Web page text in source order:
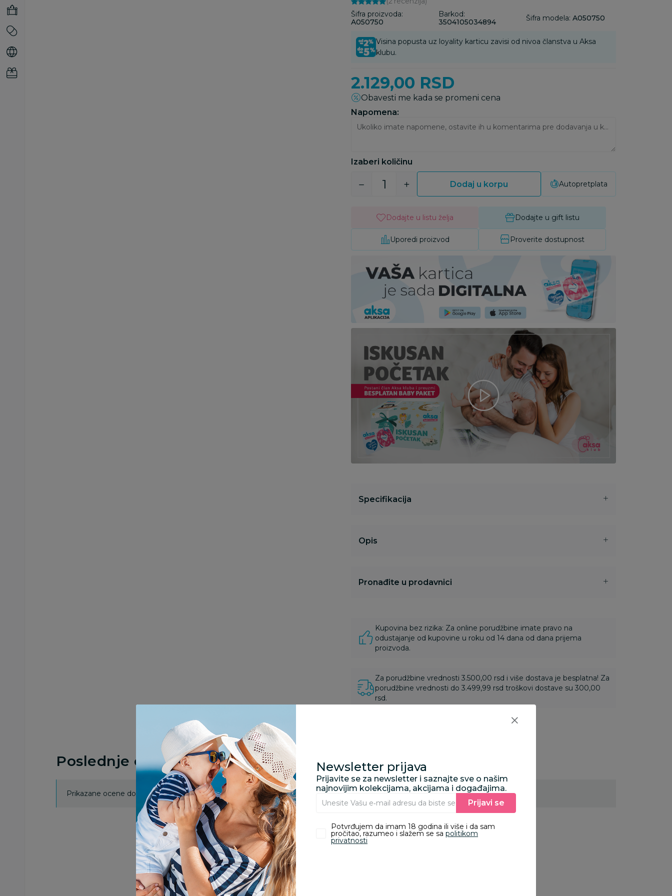
Šifra proizvoda:
A050750
Barkod:
3504105034894
Šifra modela: A050750
Visina popusta uz loyality karticu zavisi od nivoa članstva u Aksa
klubu.
2.129,00 RSD
Obavesti me kada se promeni cena
Napomena:
Ukoliko imate napomene, ostavite ih u komentarima pre dodavanja u korpu:
Izaberi količinu
Dodaj u korpu Autopretplata
Dodajte u listu želja Dodajte u gift listu
Uporedi proizvod Proverite dostupnost
Specifikacija
Opis
Pronađite u prodavnici
Kupovina bez rizika: Za online porudžbine imate pravo na
odustajanje od kupovine u roku od 14 dana od dana prijema
proizvoda.
Za porudžbine vrednosti 3.500,00 rsd i više dostava je besplatna! Za
porudžbine vrednosti do 3.499,99 rsd troškovi dostave su 300,00
rsd.
Poslednje ocene proizvoda
Prikazane ocene dobijene su isključivo od korisnika koji su kupili proizvod.
Tamara Jović
01.09.2025. 16:53
Prelep
Newsletter prijava
Prijavite se za newsletter i saznajte sve o našim
najnovijim kolekcijama, akcijama i događajima.
Unesite Vašu e‑mail adresu da biste se prijavili na newsletter.
Prijavi se
Potvrđujem da imam 18 godina ili više i da sam
pročitao, razumeo i slažem se sa politikom
privatnosti